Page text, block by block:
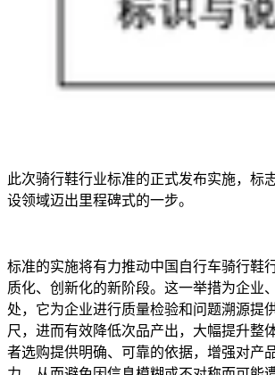
此次骑行鞋行业标准的正式发布实施，标
设领域迈出里程碑式的一步。
标准的实施将有力推动中国自行车骑行鞋
质化、创新化的新阶段。这一举措为企业
处，它为企业进行质量检验和问题溯源提
尺，进而有效降低次品产出，大幅提升整
者选购提供明确、可靠的依据，增强对产